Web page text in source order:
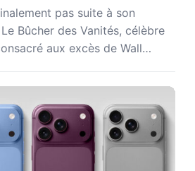
pas suite à son
Bûcher des Vanités, célèbre
aux excès de Wall…